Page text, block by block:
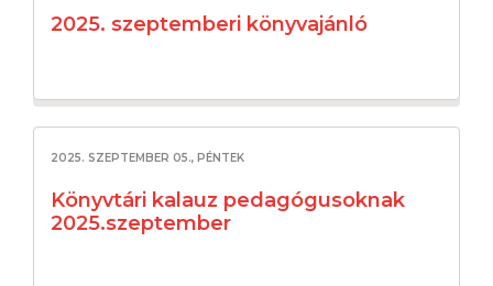
2025. szeptemberi könyvajánló
2025. SZEPTEMBER 05., PÉNTEK
Könyvtári kalauz pedagógusoknak
2025.szeptember